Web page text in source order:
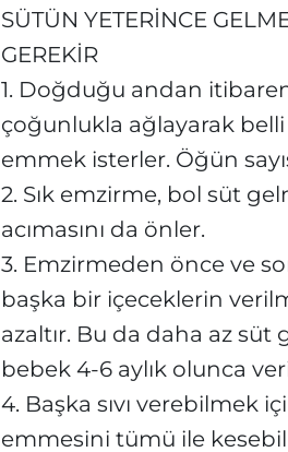
SÜTÜN YETERİNCE
GEREKİR
1. Doğduğu andan
çoğunlukla ağlayarak
emmek isterler. Öğün
2. Sık emzirme, bol süt
acımasını da önler.
3. Emzirmeden önce ve
başka bir içeceklerin
azaltır. Bu da daha az
bebek 4-6 aylık olunca
4. Başka sıvı verebilmek
emmesini tümü ile